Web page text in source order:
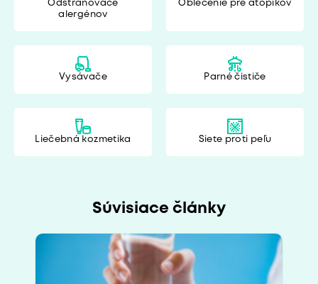
Odstraňovače
alergénov
Oblečenie pre atopikov
Vysávače Parné čističe
Liečebná kozmetika Siete proti peľu
Súvisiace články